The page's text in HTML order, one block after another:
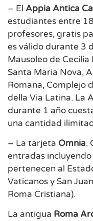
– El Appia Antica
estudiantes entre
profesores, gratis
es válido durante 3
Mausoleo de
Santa Maria Nova,
Romana, Complejo
della Via Latina. La
durante 1 año
una cantidad
– La tarjeta Omnia.
entradas
pertenecen al
Vaticanos y San
Roma Cristiana).
La antigua Roma